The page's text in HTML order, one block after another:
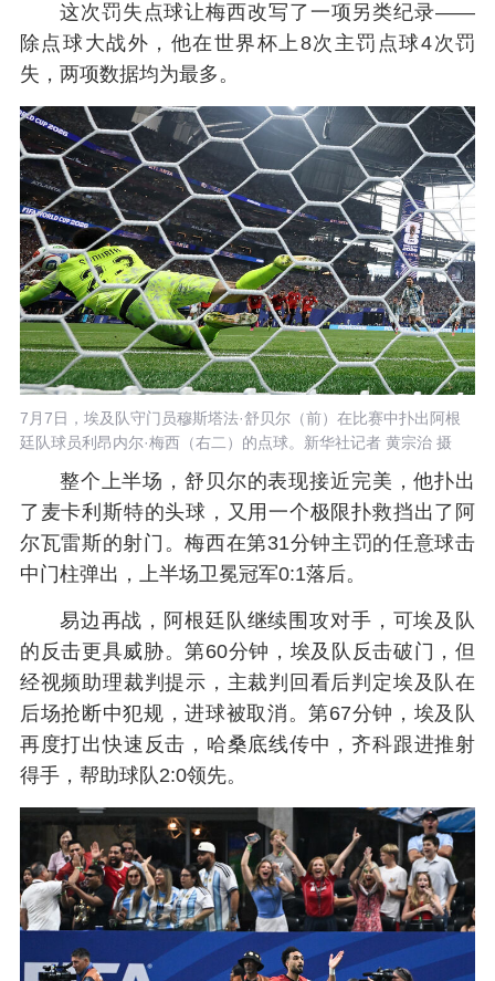
这次罚失点球让梅西改写了一项另类纪录——
除点球大战外，他在世界杯上8次主罚点球4次罚
失，两项数据均为最多。
7月7日，埃及队守门员穆斯塔法·舒贝尔（前）在比赛中扑出阿根
廷队球员利昂内尔·梅西（右二）的点球。新华社记者 黄宗治 摄
整个上半场，舒贝尔的表现接近完美，他扑出
了麦卡利斯特的头球，又用一个极限扑救挡出了阿
尔瓦雷斯的射门。梅西在第31分钟主罚的任意球击
中门柱弹出，上半场卫冕冠军0:1落后。
易边再战，阿根廷队继续围攻对手，可埃及队
的反击更具威胁。第60分钟，埃及队反击破门，但
经视频助理裁判提示，主裁判回看后判定埃及队在
后场抢断中犯规，进球被取消。第67分钟，埃及队
再度打出快速反击，哈桑底线传中，齐科跟进推射
得手，帮助球队2:0领先。